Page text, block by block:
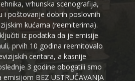
vrhunska scenografija,
i poštovanje dobrih poslovnih
kućama (reemiterima).
iz podatka da je emisije
prvih 10 godina reemitovalo
centara, a kasnije
3 godine obogatili smo
BEZ USTRUČAVANJA